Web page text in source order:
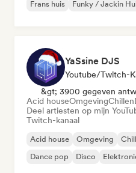
Frans huis
Funky / Jackin
YaSsine DJS
Youtube/Twitch-
&gt; 3900 gegeven
Acid houseOmgevingChillen
Deel artiesten op mijn
Twitch-kanaal
Acid house Omgeving
Dance pop
Disco